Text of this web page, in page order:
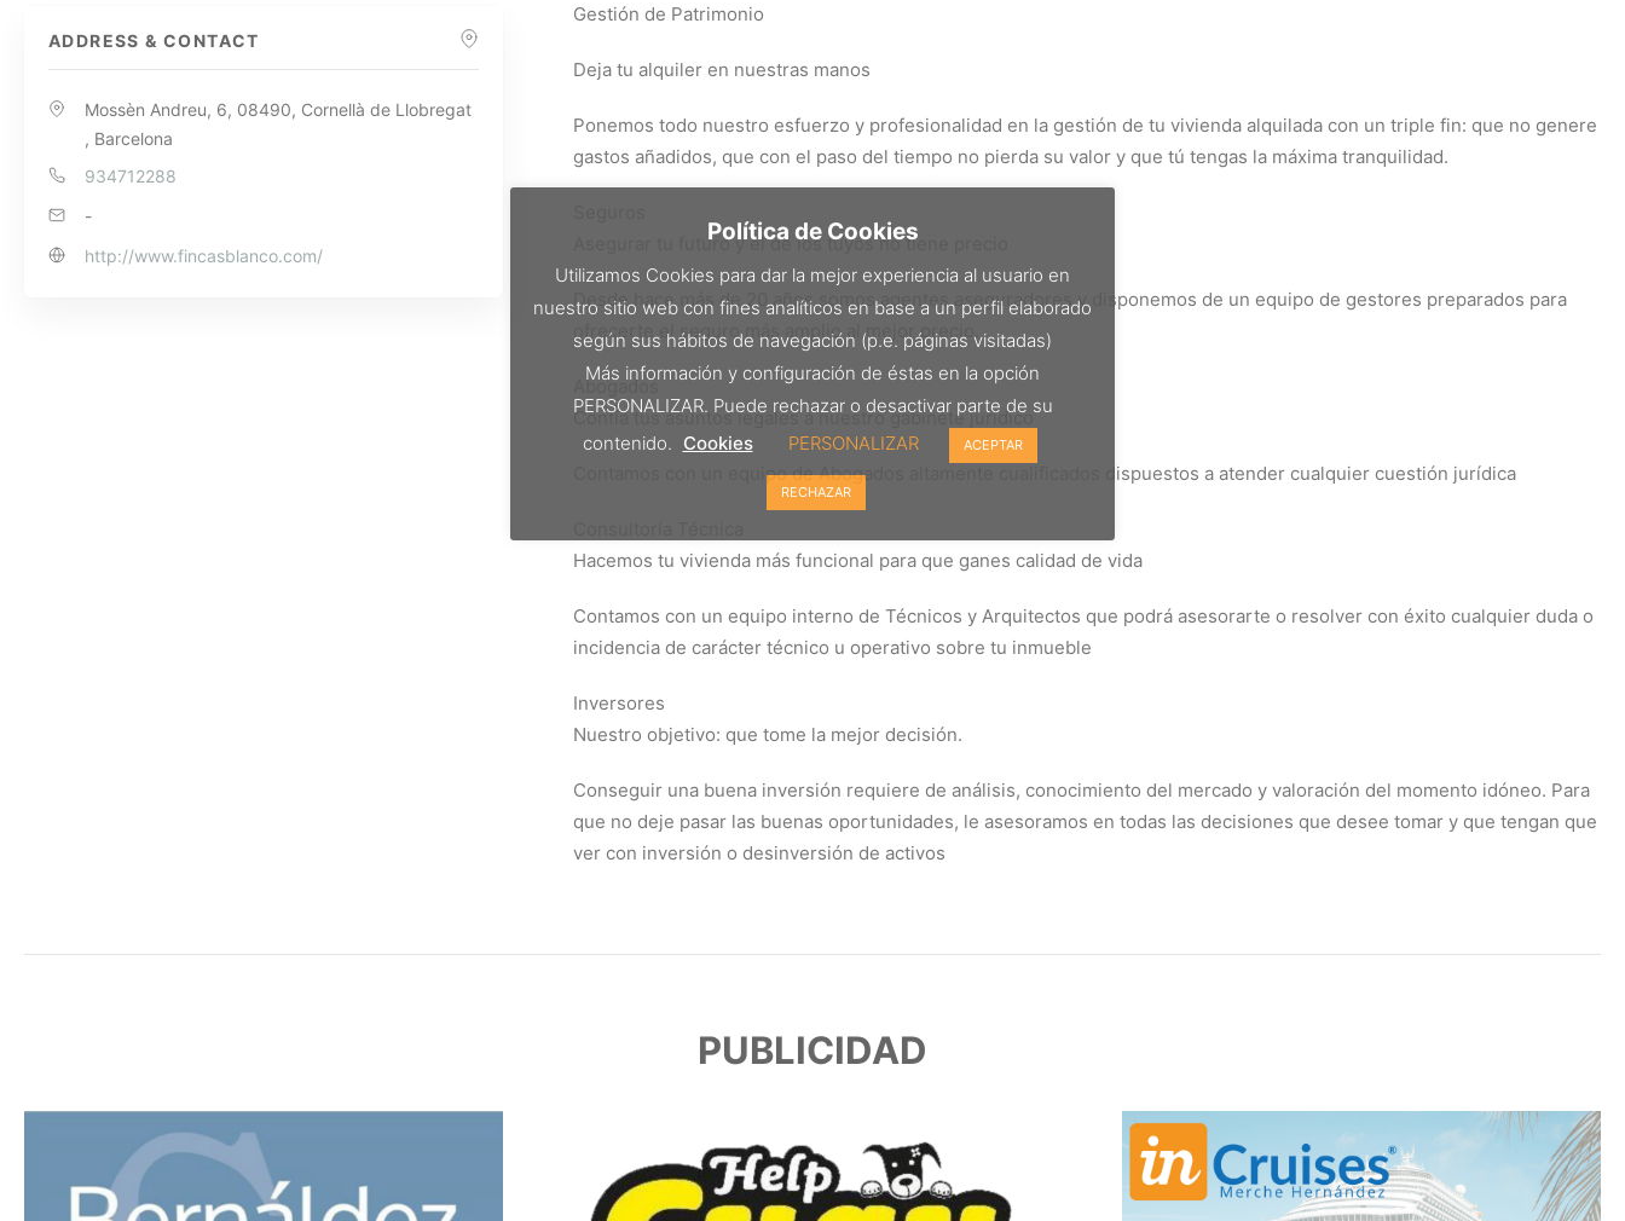
ADDRESS & CONTACT
Mossèn Andreu, 6, 08490, Cornellà de Llobregat
, Barcelona
934712288
-
http://www.fincasblanco.com/
Gestión de Patrimonio
Deja tu alquiler en nuestras manos
Ponemos todo nuestro esfuerzo y profesionalidad en la gestión de tu vivienda alquilada con un triple fin: que no genere
gastos añadidos, que con el paso del tiempo no pierda su valor y que tú tengas la máxima tranquilidad.
Asegurar tu futuro y el de los tuyos no tiene precio
Desde hace más de 20 años somos agentes aseguradores y disponemos de un equipo de gestores preparados para
ofrecerte el seguro más amplio al mejor precio.
Abogados
Confía tus asuntos legales a nuestro gabinete jurídico
Contamos con un equipo de Abogados altamente cualificados dispuestos a atender cualquier cuestión jurídica
Hacemos tu vivienda más funcional para que ganes calidad de vida
Contamos con un equipo interno de Técnicos y Arquitectos que podrá asesorarte o resolver con éxito cualquier duda o
incidencia de carácter técnico u operativo sobre tu inmueble
Inversores
Nuestro objetivo: que tome la mejor decisión.
Conseguir una buena inversión requiere de análisis, conocimiento del mercado y valoración del momento idóneo. Para
que no deje pasar las buenas oportunidades, le asesoramos en todas las decisiones que desee tomar y que tengan que
ver con inversión o desinversión de activos
PUBLICIDAD
Política de Cookies
Utilizamos Cookies para dar la mejor experiencia al usuario en
nuestro sitio web con fines analíticos en base a un perfil elaborado
según sus hábitos de navegación (p.e. páginas visitadas)
Más información y configuración de éstas en la opción
PERSONALIZAR. Puede rechazar o desactivar parte de su
contenido. Cookies PERSONALIZAR ACEPTAR
RECHAZAR